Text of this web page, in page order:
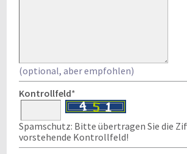
(optional, aber empfohlen)
Kontrollfeld*
Spamschutz: Bitte übertragen Sie die
vorstehende Kontrollfeld!